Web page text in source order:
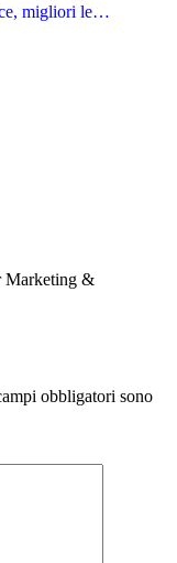
migliori le…
Marketing &
obbligatori sono